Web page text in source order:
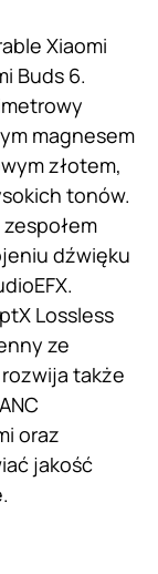
Xiaomi
Buds 6.
magnesem
złotem,
tonów.
dźwięku
Lossless
ze
także
oraz
jakość